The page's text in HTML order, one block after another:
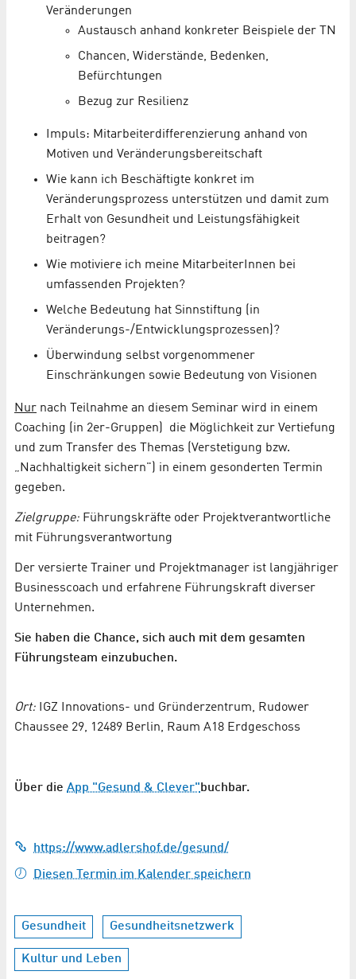
Veränderungen
Austausch anhand konkreter Beispiele der TN
Chancen, Widerstände, Bedenken,
Befürchtungen
Bezug zur Resilienz
Impuls: Mitarbeiterdifferenzierung anhand von
Motiven und Veränderungsbereitschaft
Wie kann ich Beschäftigte konkret im
Veränderungsprozess unterstützen und damit zum
Erhalt von Gesundheit und Leistungsfähigkeit
beitragen?
Wie motiviere ich meine MitarbeiterInnen bei
umfassenden Projekten?
Welche Bedeutung hat Sinnstiftung (in
Veränderungs-/Entwicklungsprozessen)?
Überwindung selbst vorgenommener
Einschränkungen sowie Bedeutung von Visionen
Nur nach Teilnahme an diesem Seminar wird in einem
Coaching (in 2er-Gruppen) die Möglichkeit zur Vertiefung
und zum Transfer des Themas (Verstetigung bzw.
„Nachhaltigkeit sichern") in einem gesonderten Termin
gegeben.
Zielgruppe: Führungskräfte oder Projektverantwortliche
mit Führungsverantwortung
Der versierte Trainer und Projektmanager ist langjähriger
Businesscoach und erfahrene Führungskraft diverser
Unternehmen.
Sie haben die Chance, sich auch mit dem gesamten
Führungsteam einzubuchen.
Ort: IGZ Innovations- und Gründerzentrum, Rudower
Chaussee 29, 12489 Berlin, Raum A18 Erdgeschoss
Über die App "Gesund & Clever" buchbar.
https://www.adlershof.de/gesund/
Diesen Termin im Kalender speichern
Gesundheit Gesundheitsnetzwerk
Kultur und Leben